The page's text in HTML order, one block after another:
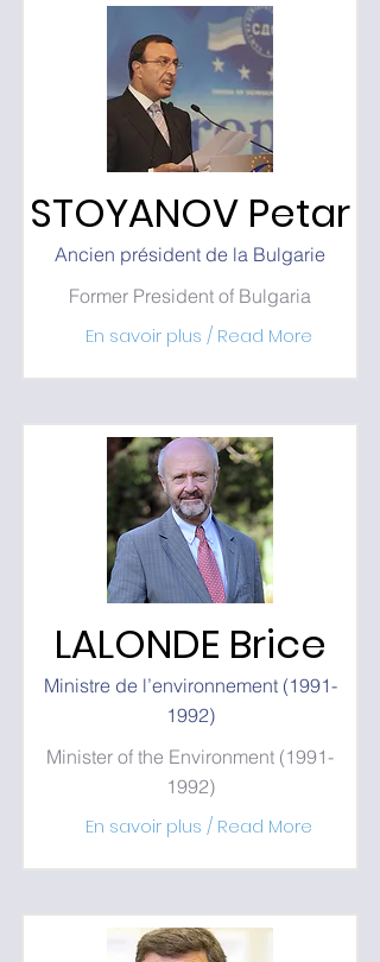
STOYANOV Petar
Ancien président de la Bulgarie
Former President of Bulgaria
En savoir plus / Read More
LALONDE Brice
Ministre de l’environnement (1991-
1992)
Minister of the Environment (1991-
1992)
En savoir plus / Read More